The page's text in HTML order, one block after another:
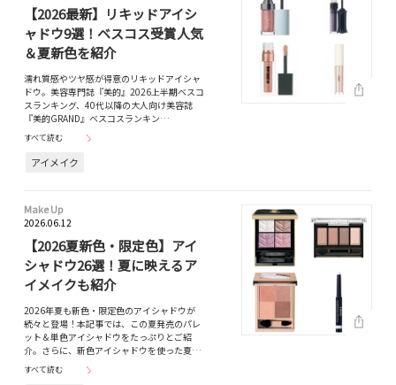
【2026最新】リキッドアイシ
ャドウ9選！ベスコス受賞人気
＆夏新色を紹介
濡れ質感やツヤ感が得意のリキッドアイシャ
ドウ。美容専門誌『美的』2026上半期ベスコ
スランキング、40代以降の大人向け美容誌
『美的GRAND』ベスコスランキン…
すべて読む
アイメイク
Make Up
2026.06.12
【2026夏新色・限定色】アイ
シャドウ26選！夏に映えるア
イメイクも紹介
2026年夏も新色・限定色のアイシャドウが
続々と登場！本記事では、この夏発売のパレ
ット＆単色アイシャドウをたっぷりとご紹
介。さらに、新色アイシャドウを使った夏…
すべて読む